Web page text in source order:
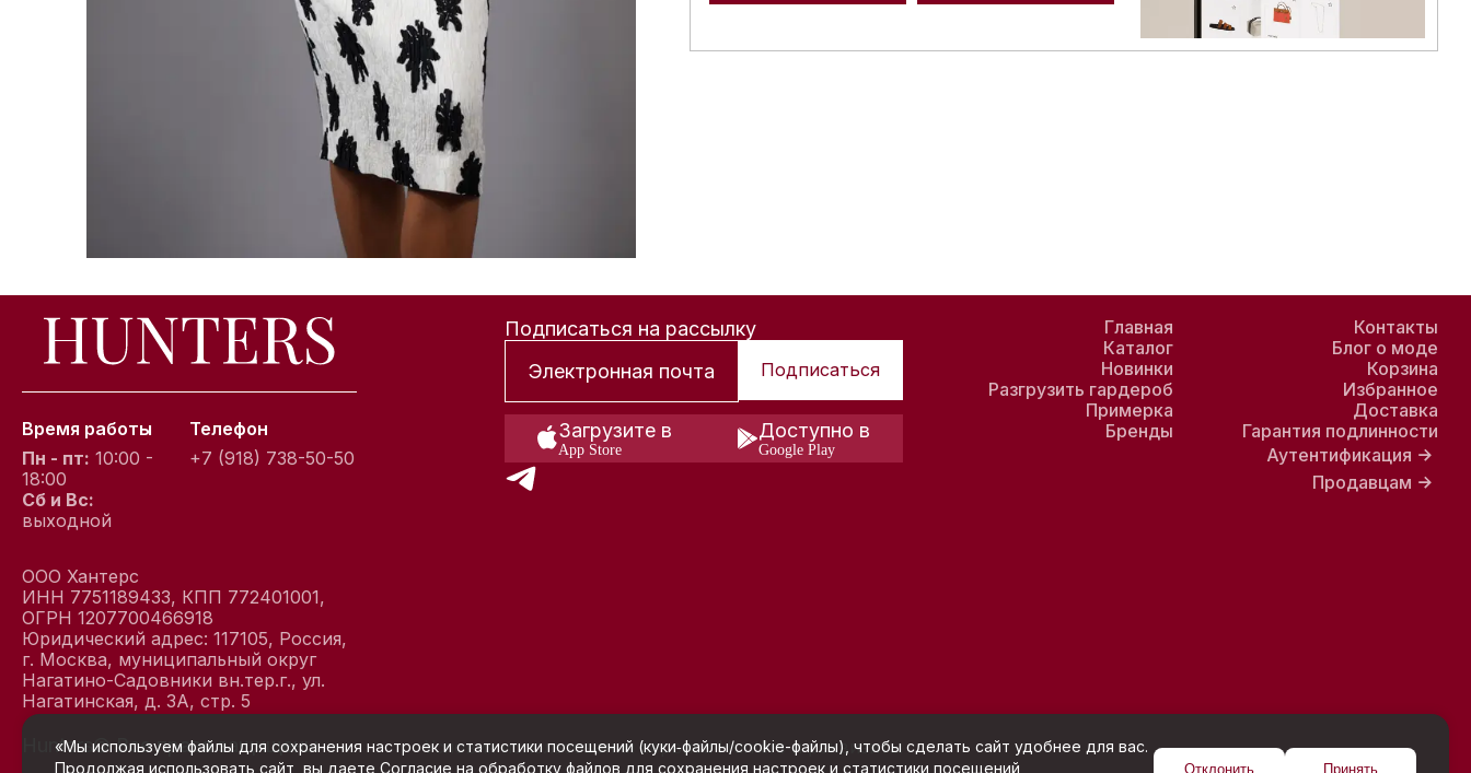
Время работы
Пн - пт: 10:00 -
18:00
Сб и Вс:
выходной
Телефон
+7 (918) 738-50-50
ООО Хантерс
ИНН 7751189433, КПП 772401001,
ОГРН 1207700466918
Юридический адрес: 117105, Россия,
г. Москва, муниципальный округ
Нагатино-Садовники вн.тер.г., ул.
Нагатинская, д. 3А, стр. 5
Hunters© Все права защищены
Подписаться на рассылку
Подписаться
Загрузите в
App Store
Доступно в
Google Play
Условия использования сервиса Hunters и реквизиты
Главная
Каталог
Новинки
Разгрузить гардероб
Примерка
Бренды
Контакты
Блог о моде
Корзина
Избранное
Доставка
Гарантия подлинности
Аутентификация
Продавцам
«Мы используем файлы для сохранения настроек и статистики посещений (куки‑файлы/cookie-файлы), чтобы сделать сайт удобнее для вас.
Продолжая использовать сайт, вы даете Согласие на обработку файлов для сохранения настроек и статистики посещений Отклонить Принять